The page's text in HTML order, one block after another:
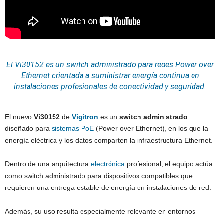
El Vi30152 es un switch administrado para redes Power over
Ethernetorientada a suministrarenergíacontinua en
instalaciones profesionales de conectividad yseguridad.
El nuevo Vi30152 de Vigitron es un switch administrado
diseñado para sistemas PoE (Power over Ethernet), en los que la
energía eléctrica y los datos comparten la infraestructura Ethernet.
Dentro de una arquitectura electrónica profesional, el equipo actúa
como switch administrado para dispositivos compatibles que
requieren una entrega estable de energía en instalaciones de red.
Además, su uso resulta especialmente relevante en entornos